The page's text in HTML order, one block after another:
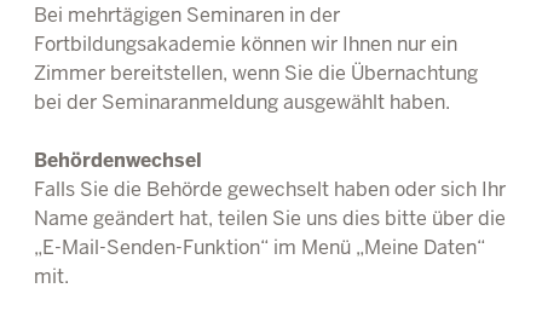
Bei mehrtägigen Seminaren in der
Fortbildungsakademie können wir Ihnen nur ein
Zimmer bereitstellen, wenn Sie die Übernachtung
bei der Seminaranmeldung ausgewählt haben.
Behördenwechsel
Falls Sie die Behörde gewechselt haben oder sich Ihr
Name geändert hat, teilen Sie uns dies bitte über die
„E-Mail-Senden-Funktion“ im Menü „Meine Daten“
mit.